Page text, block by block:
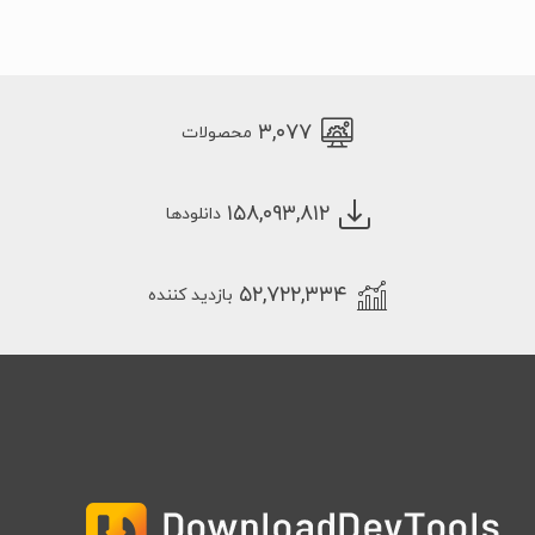
۳,۰۷۷ محصولات
۱۵۸,۰۹۳,۸۱۲ دانلودها
۵۲,۷۲۲,۳۳۴ بازدید کننده